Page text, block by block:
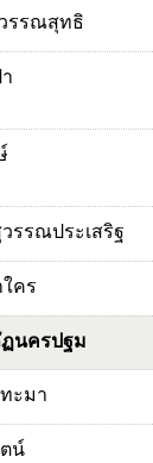
รรณสุทธิ
รรณประเสริฐ
คร
นครปฐม
ะมา
น์